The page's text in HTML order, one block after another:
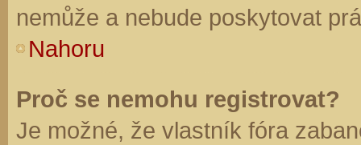
nemůže a nebude poskytovat
Nahoru
Proč se nemohu registrovat?
Je možné, že vlastník fóra